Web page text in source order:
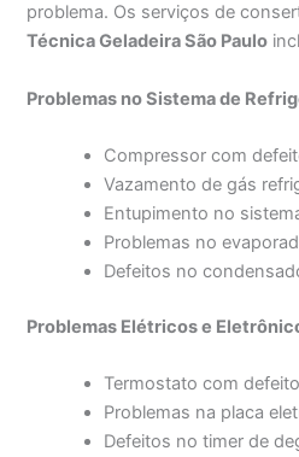
problema. Os serviços de
Técnica Geladeira São Paulo
Problemas no Sistema de
Compressor com
Vazamento de gás
Entupimento no
Problemas no
Defeitos no
Problemas Elétricos e
Termostato com defeito
Problemas na placa
Defeitos no timer de